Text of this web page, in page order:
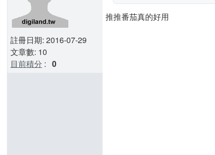
註冊日期: 2016-07-29
文章數: 10
目前積分 : 0
推推番茄真的好用